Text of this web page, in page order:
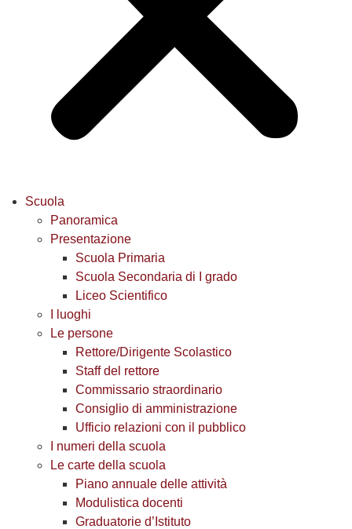
Scuola
Panoramica
Presentazione
Scuola Primaria
Scuola Secondaria di I grado
Liceo Scientifico
I luoghi
Le persone
Rettore/Dirigente Scolastico
Staff del rettore
Commissario straordinario
Consiglio di amministrazione
Ufficio relazioni con il pubblico
I numeri della scuola
Le carte della scuola
Piano annuale delle attività
Modulistica docenti
Graduatorie d’Istituto